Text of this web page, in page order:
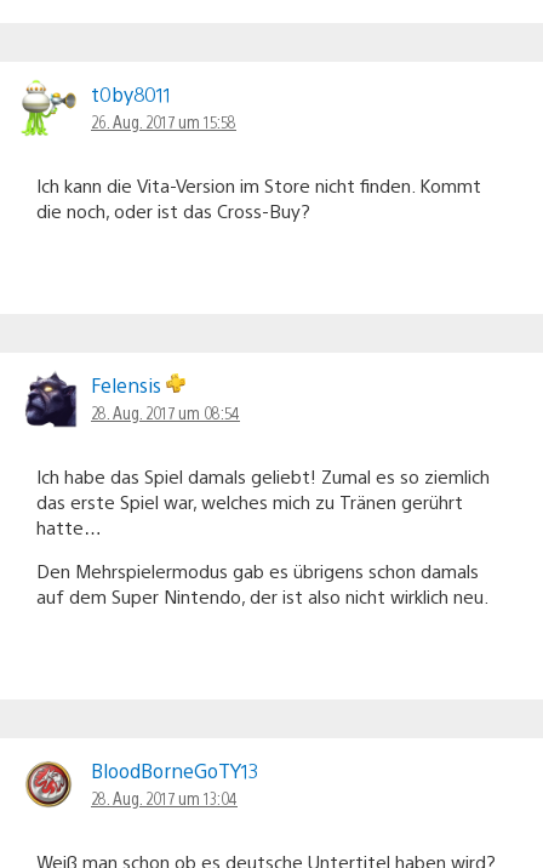
t0by8011
26. Aug. 2017 um 15:58
Ich kann die Vita-Version im Store nicht finden. Kommt
die noch, oder ist das Cross-Buy?
Felensis
28. Aug. 2017 um 08:54
Ich habe das Spiel damals geliebt! Zumal es so ziemlich
das erste Spiel war, welches mich zu Tränen gerührt
hatte…
Den Mehrspielermodus gab es übrigens schon damals
auf dem Super Nintendo, der ist also nicht wirklich neu.
BloodBorneGoTY13
28. Aug. 2017 um 13:04
Weiß man schon ob es deutsche Untertitel haben wird?